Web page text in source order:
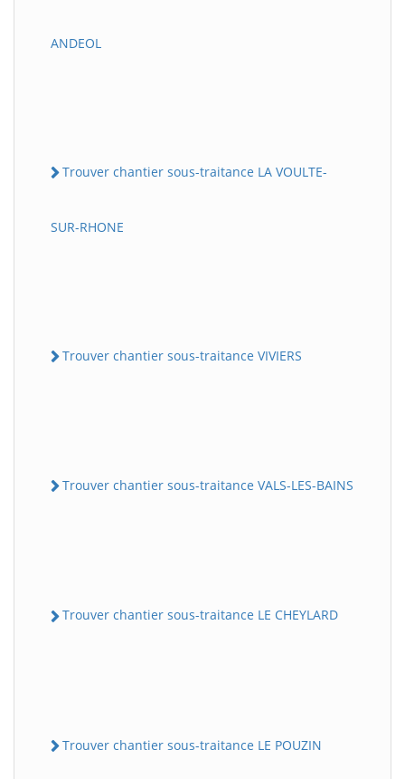
ANDEOL
Trouver chantier sous-traitance LA VOULTE-
SUR-RHONE
Trouver chantier sous-traitance VIVIERS
Trouver chantier sous-traitance VALS-LES-BAINS
Trouver chantier sous-traitance LE CHEYLARD
Trouver chantier sous-traitance LE POUZIN